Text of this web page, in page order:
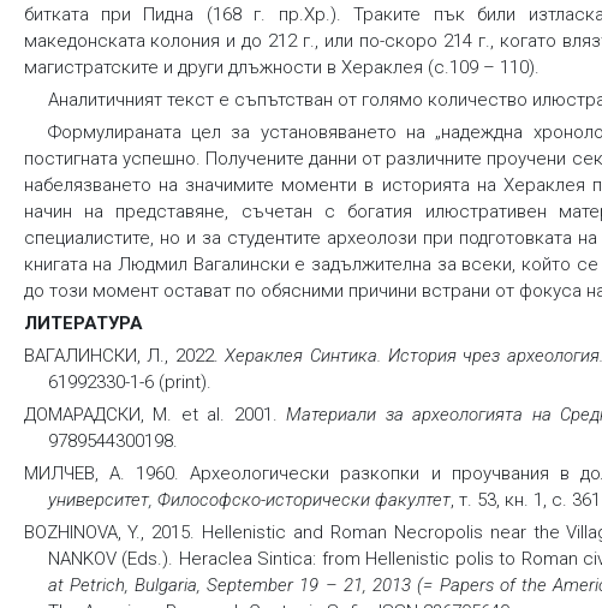
битката при Пидна (168 г. пр.Хр.). Траките пък били
македонската колония и до 212 г., или по-скоро 214 г., когато
магистратските и други длъжности в Хераклея (с.109 – 110).
Аналитичният текст е съпътстван от голямо количество
Формулираната цел за установяването на „надеждна
постигната успешно. Получените данни от различните проучени
набелязването на значимите моменти в историята на
начин на представяне, съчетан с богатия илюстративен
специалистите, но и за студентите археолози при
книгата на Людмил Вагалински е задължителна за всеки, който
до този момент остават по обясними причини встрани от фокуса
ЛИТЕРАТУРА
ВАГАЛИНСКИ, Л., 2022.Хераклея Синтика. История чрез aрхеология
61992330-1-6 (print).
ДОМАРАДСКИ, M. et al. 2001. Материали за археологията на
9789544300198.
МИЛЧЕВ, А. 1960. Археологически разкопки и проучвания в
университет, Философско-исторически факултет, т. 53, кн. 1, с.
BOZHINOVA, Y., 2015. Hellenistic and Roman Necropolis near the
NANKOV (Eds.). Heraclea Sintica: from Hellenistic polis to Roman
at Petrich, Bulgaria, September 19 – 21, 2013 (= Papers of the